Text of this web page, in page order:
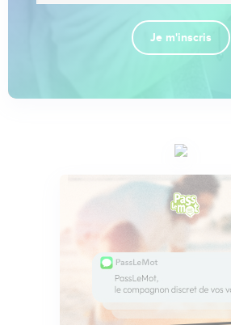
Je m'inscris